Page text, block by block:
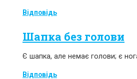
Відповідь
Шапка без голови
Є шапка, але немає голови; є
Відповідь